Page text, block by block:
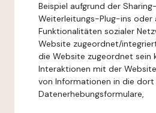
Beispiel aufgrund der
Weiterleitungs-Plug-ins oder
Funktionalitäten sozialer
Website zugeordnet/
die Website zugeordnet sein
Interaktionen mit der
von Informationen in die dort
Datenerhebungsformulare,